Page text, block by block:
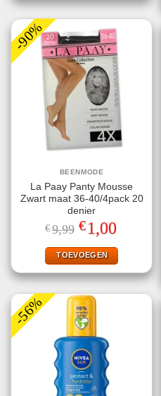
-90%
BEENMODE
La Paay Panty Mousse
Zwart maat 36-40/4pack 20
denier
€9,99 Oorspronkelijke
prijs
was:
€9,99.
€1,00
is:
€1,00.
TOEVOEGEN
-56%